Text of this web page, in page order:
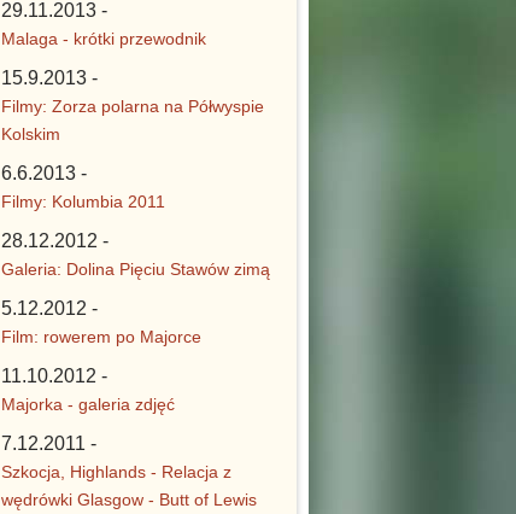
29.11.2013 -
Malaga - krótki przewodnik
15.9.2013 -
Filmy: Zorza polarna na Półwyspie
Kolskim
6.6.2013 -
Filmy: Kolumbia 2011
28.12.2012 -
Galeria: Dolina Pięciu Stawów zimą
5.12.2012 -
Film: rowerem po Majorce
11.10.2012 -
Majorka - galeria zdjęć
7.12.2011 -
Szkocja, Highlands - Relacja z
wędrówki Glasgow - Butt of Lewis